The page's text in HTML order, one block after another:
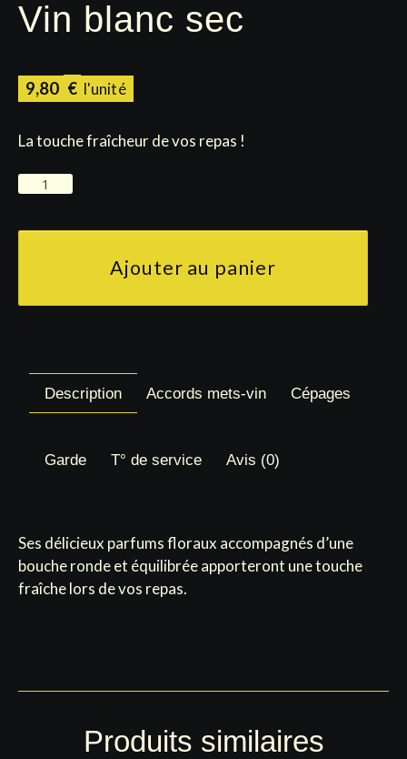
Vin blanc sec
9,80 €
La touche fraîcheur de vos repas !
quantité
Vin
Ajouter au panier
Description Accords mets-vin Cépages
Garde T° de service Avis (0)
Ses délicieux parfums floraux accompagnés d’une
bouche ronde et équilibrée apporteront une touche
fraîche lors de vos repas.
Produits similaires